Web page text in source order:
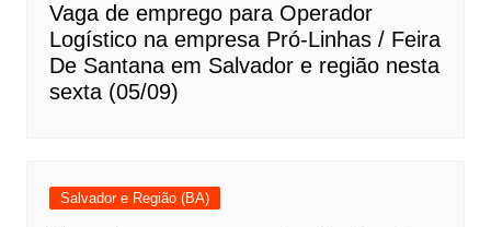
Vaga de emprego para Operador
Logístico na empresa Pró-Linhas / Feira
De Santana em Salvador e região nesta
sexta (05/09)
Salvador e Região (BA)